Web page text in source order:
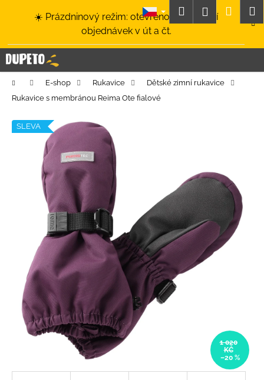
☀️ Prázdninový režim: otevřeno a odesílání
objednávek v út a čt.
HledatPřihlášení
Domů E-shop Rukavice
Dětské zimní rukavice
Rukavice s membránou Reima Ote fialové
SLEVA
1 020
KČ
–20 %
í
k C
o
p
t